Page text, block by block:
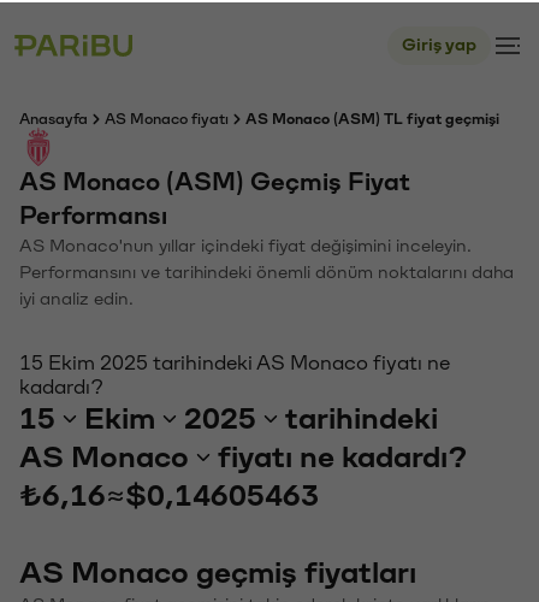
Giriş yap
Anasayfa AS Monaco fiyatı AS Monaco (ASM) TL fiyat geçmişi
AS Monaco (ASM) Geçmiş Fiyat
Performansı
AS Monaco'nun yıllar içindeki fiyat değişimini inceleyin.
Performansını ve tarihindeki önemli dönüm noktalarını daha
iyi analiz edin.
15 Ekim 2025 tarihindeki AS Monaco fiyatı ne
kadardı?
15 Ekim 2025
tarihindeki
AS Monaco
fiyatı ne kadardı?
₺6,16≈$0,14605463
AS Monaco geçmiş fiyatları